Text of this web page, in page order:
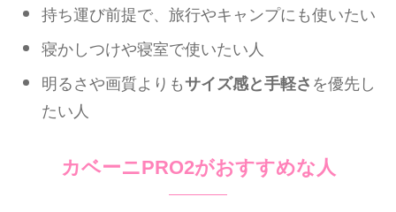
持ち運び前提で、旅行やキャンプにも使いたい
寝かしつけや寝室で使いたい人
明るさや画質よりもサイズ感と手軽さを優先し
たい人
カベーニPRO2がおすすめな人